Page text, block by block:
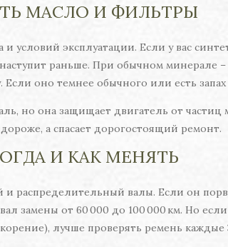
МАСЛО И ФИЛЬТРЫ
условий эксплуатации. Если у вас
раньше. При обычном минерале
оно темнее обычного или есть запах
но она защищает двигатель от частиц
а спасает дорогостоящий ремонт.
И КАК МЕНЯТЬ
распределительный валы. Если он
замены от 60 000 до 100 000 км. Но
лучше проверять ремень каждые